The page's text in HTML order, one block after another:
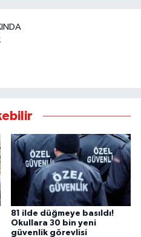
81 ilde düğmeye basıldı!
Okullara 30 bin yeni
güvenlik görevlisi